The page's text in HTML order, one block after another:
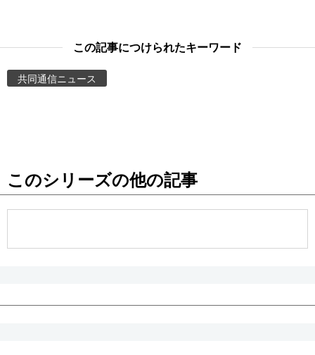
スポーツ・東京2020
Images
この記事につけられたキーワード
共同通信ニュース
このシリーズの他の記事